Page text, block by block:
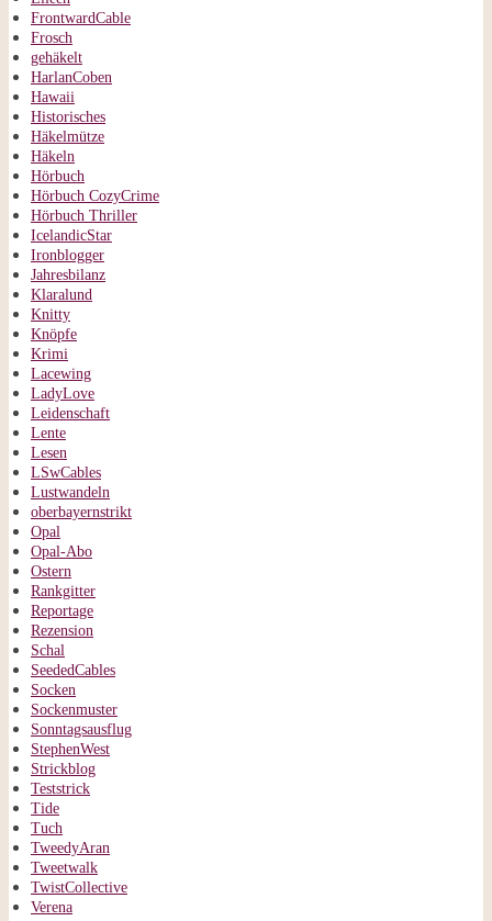
FrontwardCable
Frosch
gehäkelt
HarlanCoben
Hawaii
Historisches
Häkelmütze
Häkeln
Hörbuch
Hörbuch CozyCrime
Hörbuch Thriller
IcelandicStar
Ironblogger
Jahresbilanz
Klaralund
Knitty
Knöpfe
Krimi
Lacewing
LadyLove
Leidenschaft
Lente
Lesen
LSwCables
Lustwandeln
oberbayernstrikt
Opal
Opal-Abo
Ostern
Rankgitter
Reportage
Rezension
Schal
SeededCables
Socken
Sockenmuster
Sonntagsausflug
StephenWest
Strickblog
Teststrick
Tide
Tuch
TweedyAran
Tweetwalk
TwistCollective
Verena